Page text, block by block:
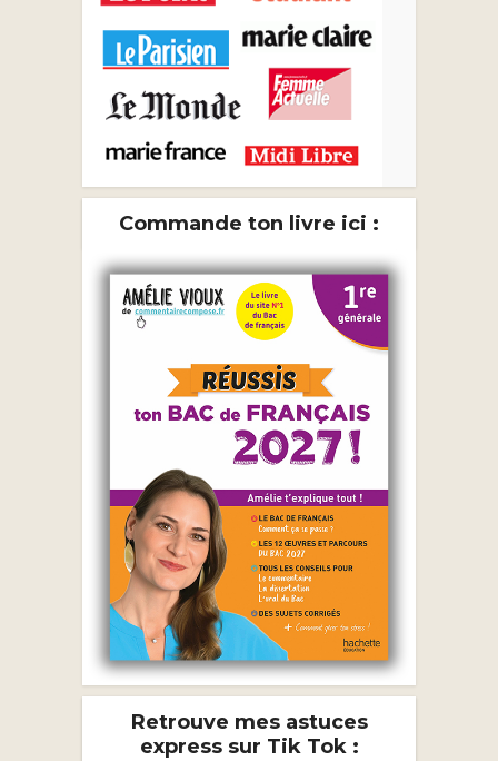
Commande ton livre ici :
Retrouve mes astuces
express sur Tik Tok :